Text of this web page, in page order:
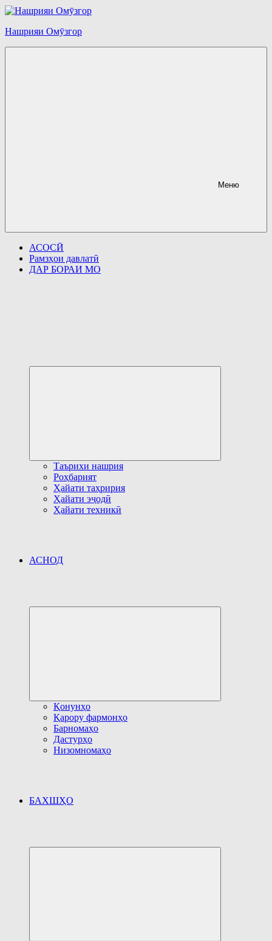
Перейти
содержимому
Нашрияи Омӯзгор
Меню
АСОСӢ
Рамзҳои давлатӣ
ДАР БОРАИ МО
Таърихи нашрия
Роҳбарият
Ҳайати таҳририя
Ҳайати эҷодӣ
Ҳайати техникӣ
АСНОД
Қонунҳо
Қарору фармонҳо
Барномаҳо
Дастурҳо
Низомномаҳо
БАХШҲО